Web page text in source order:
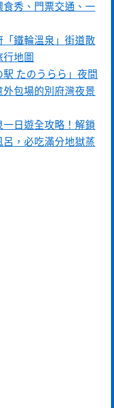
秀、門票交通、一
鐵輪溫泉」街道散
地圖
たのうらら」夜間
包場的別府灣夜景
一日遊全攻略！解鎖
，必吃滿分地獄蒸